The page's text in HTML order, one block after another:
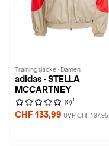
Trainingsjacke · Damen
adidas · STELLA
MCCARTNEY
(0) 1
CHF 133,99 UVP CHF 197,95